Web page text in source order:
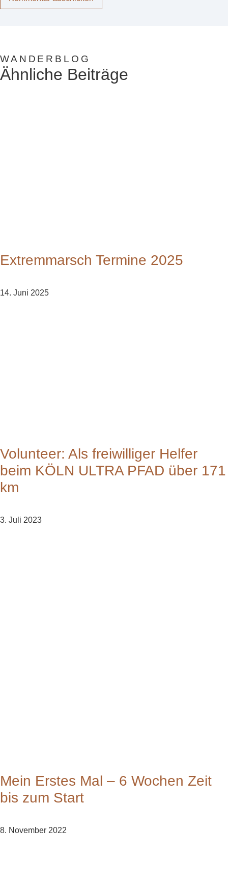
WANDERBLOG
Ähnliche Beiträge
Extremmarsch Termine 2025
14. Juni 2025
Volunteer: Als freiwilliger Helfer
beim KÖLN ULTRA PFAD über 171
km
3. Juli 2023
Mein Erstes Mal – 6 Wochen Zeit
bis zum Start
8. November 2022